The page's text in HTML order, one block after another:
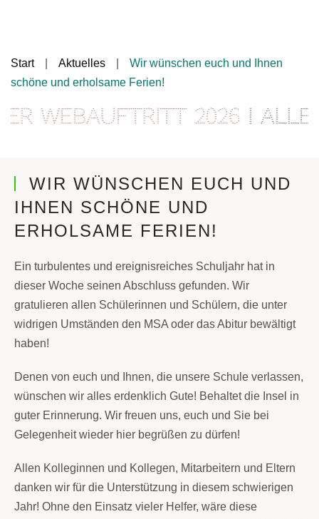
Start Aktuelles
Wir wünschen euch und Ihnen
schöne und erholsame Ferien!
Webauftritt 2026| Alle
WIR WÜNSCHEN EUCH UND
IHNEN SCHÖNE UND
ERHOLSAME FERIEN!
Ein turbulentes und ereignisreiches Schuljahr hat in
dieser Woche seinen Abschluss gefunden. Wir
gratulieren allen Schülerinnen und Schülern, die unter
widrigen Umständen den MSA oder das Abitur bewältigt
haben!
Denen von euch und Ihnen, die unsere Schule verlassen,
wünschen wir alles erdenklich Gute! Behaltet die Insel in
guter Erinnerung. Wir freuen uns, euch und Sie bei
Gelegenheit wieder hier begrüßen zu dürfen!
Allen Kolleginnen und Kollegen, Mitarbeitern und Eltern
danken wir für die Unterstützung in diesem schwierigen
Jahr! Ohne den Einsatz vieler Helfer, wäre diese